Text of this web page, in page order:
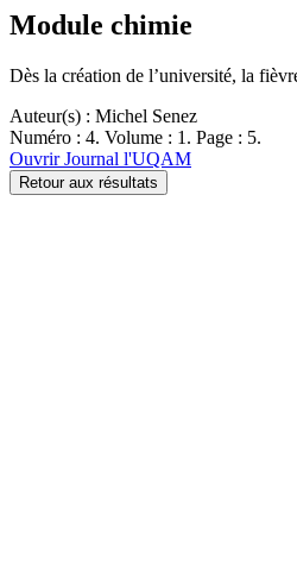
Module chimie
Dès la création de l’université, la
Auteur(s) : Michel Senez
Numéro : 4. Volume : 1. Page : 5.
Ouvrir Journal l'UQAM
Retour aux résultats